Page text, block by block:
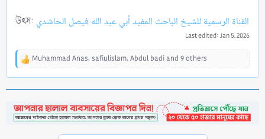
উৎস: القناة الرسمية للشيخ الباحث المفيد أبي عبد الله فيصل الحاشدي
Last edited: Jan 5, 2026
R
t
i
Muhammad Anas, safiulislam, Abdul badiand 9 others